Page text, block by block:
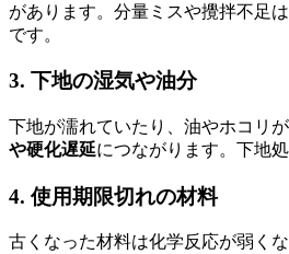
があります。分量ミスや攪拌不足
です。
3. 下地の湿気や油分
下地が濡れていたり、油やホコリ
や硬化遅延につながります。下地
4. 使用期限切れの材料
古くなった材料は化学反応が弱くな